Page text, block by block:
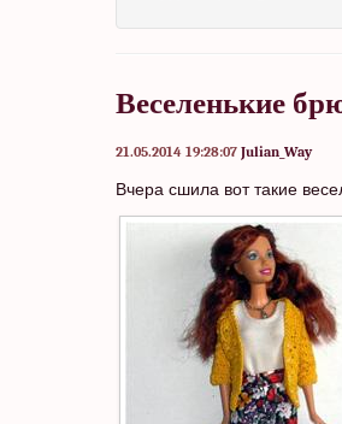
Веселенькие
21.05.2014 19:28:07 Julian_Way
Вчера сшила вот такие